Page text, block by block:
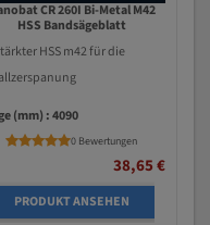
CR 260I Bi-Metal M42
HSS Bandsägeblatt
HSS m42 für die
(mm) : 4090
0 Bewertungen
38,65 €
PRODUKT ANSEHEN